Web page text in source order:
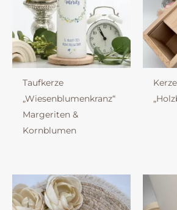
Taufkerze
„Wiesenblumenkranz“
Margeriten &
Kornblumen